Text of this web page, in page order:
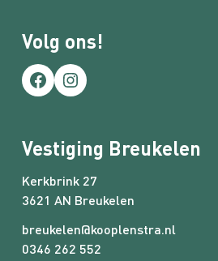
Volg ons!
Facebook
Instagram
Vestiging Breukelen
Kerkbrink 27
3621 AN Breukelen
breukelen@kooplenstra.nl
0346 262 552